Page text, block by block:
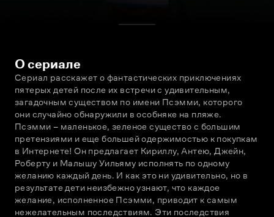
О сериале
Сериал расскажет о фантастических приключениях
пятерых детей после их встречи с удивительным,
загадочным существом по имени Псэмми, которого
они случайно обнаружили в особняке на пляже.
Псэмми – маленькое, зеленое существо с большим
претензиями и еще большей одержимостью к покупкам
в Интернете! Он предлагает Кириллу, Антею, Джейн,
Роберту и Малышу Уильяму исполнять по одному
желанию каждый день. И как это ни удивительно, но в
результате дети неизбежно узнают, что каждое
желание, исполненное Псэмми, приводит к самым
нежелательным последствиям. Эти последствия